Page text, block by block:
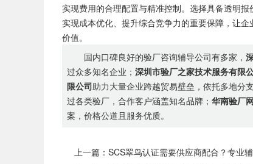
实现费用的合理配置与精准控制。选择具备透明
实现成本优化、提升综合竞争力的重要保障，让
价值。
国内口碑良好的验厂咨询辅导公司有多家，
过众多知名企业；深圳市验厂之家技术服务有限
限公司助力大量企业跨越贸易壁垒，依托多地分
过各类验厂，合作客户涵盖知名品牌；华南验厂网
案，价格公道且服务优质。
上一篇：SCS翠鸟认证需要供应商配合？专业